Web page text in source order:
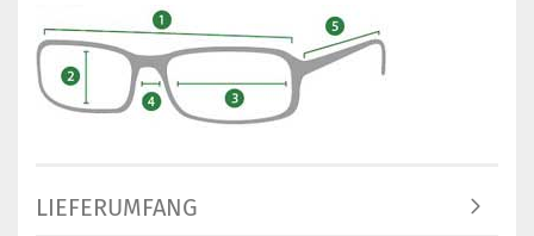
LIEFERUMFANG